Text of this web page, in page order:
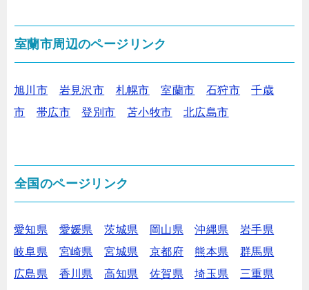
室蘭市周辺のページリンク
旭川市 岩見沢市 札幌市 室蘭市 石狩市
千歳
市
帯広市 登別市 苫小牧市 北広島市
全国のページリンク
愛知県 愛媛県 茨城県 岡山県 沖縄県
岩手県
岐阜県
宮崎県 宮城県 京都府 熊本県
群馬県
広島県
香川県 高知県 佐賀県 埼玉県
三重県